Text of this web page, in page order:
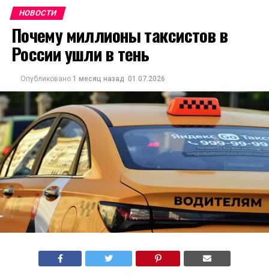
НОВОСТИ
Почему миллионы таксистов в
России ушли в тень
Опубликовано 1 месяц назад 01.07.2026